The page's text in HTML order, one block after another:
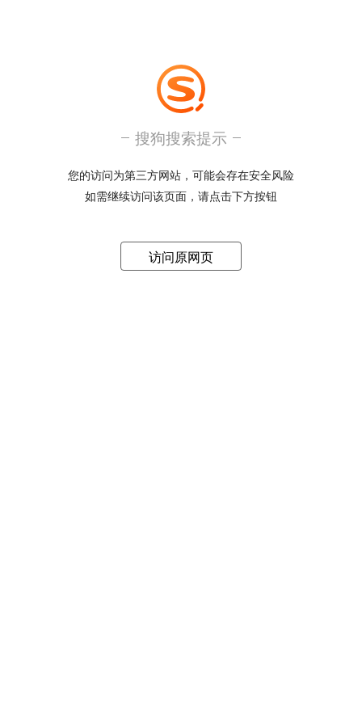
搜狗搜索提示
您的访问为第三方网站，可能会存在安全风险
如需继续访问该页面，请点击下方按钮
访问原网页